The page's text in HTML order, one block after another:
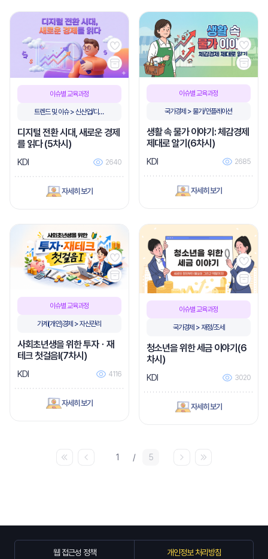
이슈별 교육과정
트렌드 및 이슈 > 신산업/디지
디지털 전환 시대, 새로운 경제
를 읽다 (5차시)
KDI 2640
자세히 보기
이슈별 교육과정
국가경제 > 물가/인플레이션
생활 속 물가 이야기: 체감경제
제대로 알기(6차시)
KDI 2685
자세히 보기
이슈별 교육과정
가계(개인)경제 > 자산관리
사회초년생을 위한 투자ㆍ재
테크 첫걸음Ⅰ(7차시)
KDI 4116
자세히 보기
이슈별 교육과정
국가경제 > 재정/조세
청소년을 위한 세금 이야기(6
차시)
KDI 3020
자세히 보기
1 / 5
웹 접근성 정책 개인정보 처리방침